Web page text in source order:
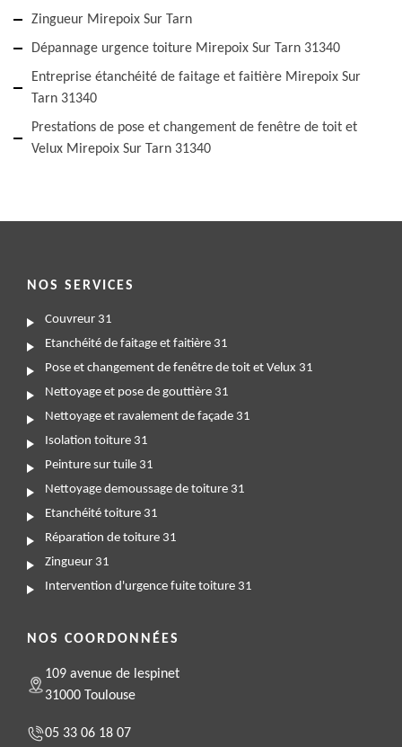
Zingueur Mirepoix Sur Tarn
Dépannage urgence toiture Mirepoix Sur Tarn 31340
Entreprise étanchéité de faitage et faitière Mirepoix Sur
Tarn 31340
Prestations de pose et changement de fenêtre de toit et
Velux Mirepoix Sur Tarn 31340
NOS SERVICES
Couvreur 31
Etanchéité de faitage et faitière 31
Pose et changement de fenêtre de toit et Velux 31
Nettoyage et pose de gouttière 31
Nettoyage et ravalement de façade 31
Isolation toiture 31
Peinture sur tuile 31
Nettoyage demoussage de toiture 31
Etanchéité toiture 31
Réparation de toiture 31
Zingueur 31
Intervention d'urgence fuite toiture 31
NOS COORDONNÉES
109 avenue de lespinet
31000 Toulouse
05 33 06 18 07